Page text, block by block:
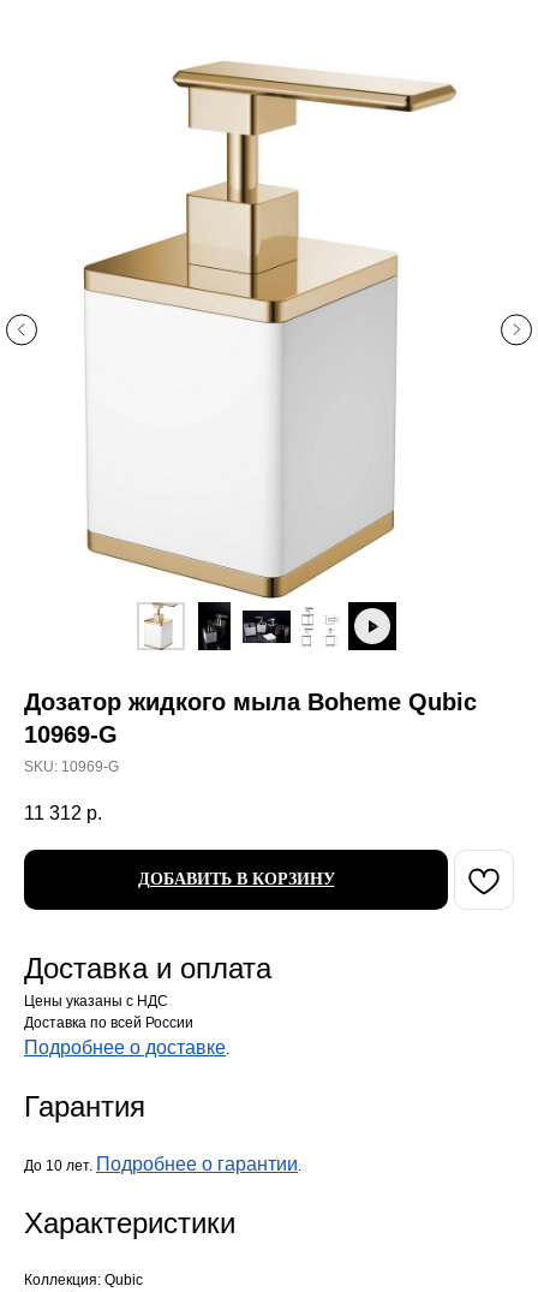
Дозатор жидкого мыла Boheme Qubic
10969-G
SKU: 10969-G
11 312 р.
ДОБАВИТЬ В КОРЗИНУ
Доставка и оплата
Цены указаны с НДС
Доставка по всей России
Подробнее о доставке.
Гарантия
До 10 лет. Подробнее о гарантии.
Характеристики
Коллекция: Qubic